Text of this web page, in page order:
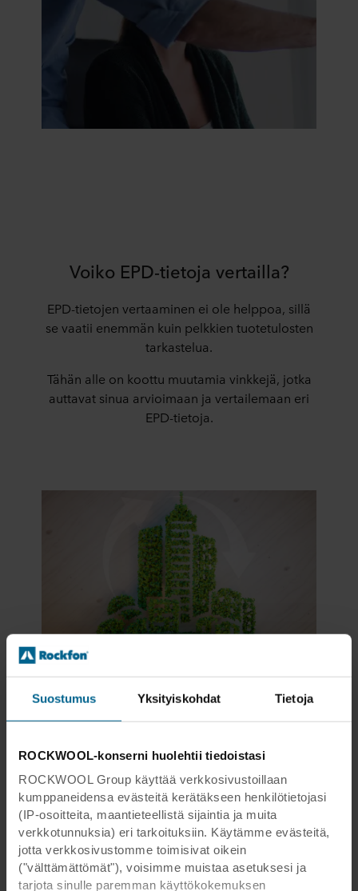
Suostumus Yksityiskohdat Tietoja
ROCKWOOL-konserni huolehtii tiedoistasi
ROCKWOOL Group käyttää verkkosivustoillaan
kumppaneidensa evästeitä kerätäkseen henkilötietojasi
(IP-osoitteita, maantieteellistä sijaintia ja muita
verkkotunnuksia) eri tarkoituksiin. Käytämme evästeitä,
jotta verkkosivustomme toimisivat oikein
("välttämättömät"), voisimme muistaa asetuksesi ja
tarjota sinulle paremman käyttökokemuksen
Voiko EPD-tietoja vertailla?
EPD-tietojen vertaaminen ei ole helppoa, sillä
se vaatii enemmän kuin pelkkien tuotetulosten
tarkastelua.
Tähän alle on koottu muutamia vinkkejä, jotka
auttavat sinua arvioimaan ja vertailemaan eri
EPD-tietoja.
Elinkaari
huomioon sen vaikutukset kaikissa elinkaaren
vaiheissa ja sen odotettavissa oleva käyttöikä.